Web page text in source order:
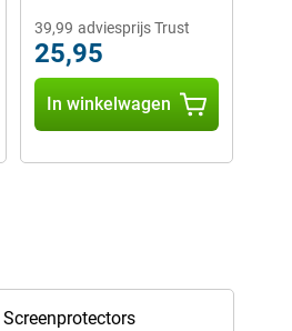
39,99 adviesprijs Trust
25,95
In winkelwagen
Screenprotectors